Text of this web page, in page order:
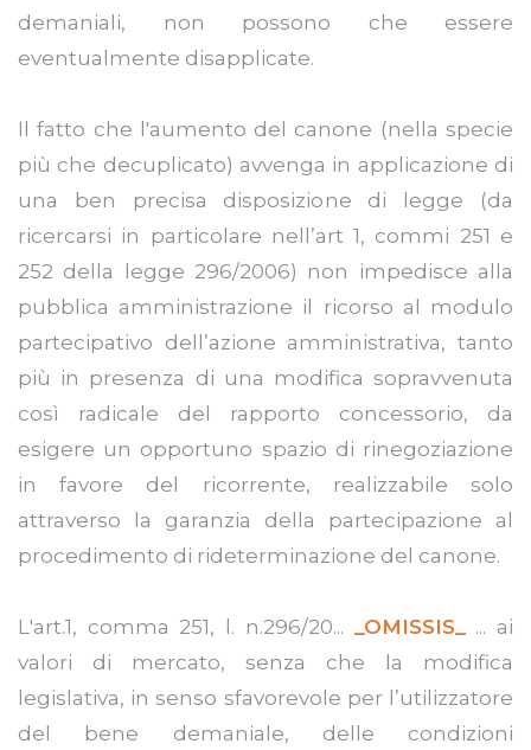
demaniali, non possono che essere
eventualmente disapplicate.
Il fatto che l'aumento del canone (nella specie
più che decuplicato) avvenga in applicazione di
una ben precisa disposizione di legge (da
ricercarsi in particolare nell’art 1, commi 251 e
252 della legge 296/2006) non impedisce alla
pubblica amministrazione il ricorso al modulo
partecipativo dell’azione amministrativa, tanto
più in presenza di una modifica sopravvenuta
così radicale del rapporto concessorio, da
esigere un opportuno spazio di rinegoziazione
in favore del ricorrente, realizzabile solo
attraverso la garanzia della partecipazione al
procedimento di rideterminazione del canone.
L'art.1, comma 251, l. n.296/20... _OMISSIS_
... ai
valori di mercato, senza che la modifica
legislativa, in senso sfavorevole per l’utilizzatore
del bene demaniale, delle condizioni